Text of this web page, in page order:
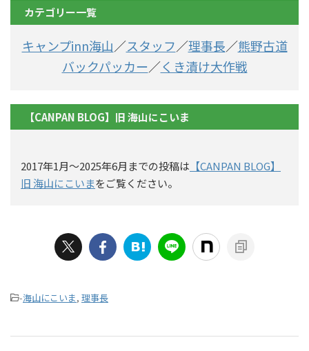
カテゴリー一覧
キャンプinn海山／スタッフ／理事長／熊野古道
バックパッカー／くき漬け大作戦
【CANPAN BLOG】旧 海山にこいま
2017年1月〜2025年6月までの投稿は 【CANPAN BLOG】
旧 海山にこいまをご覧ください。
-海山にこいま, 理事長